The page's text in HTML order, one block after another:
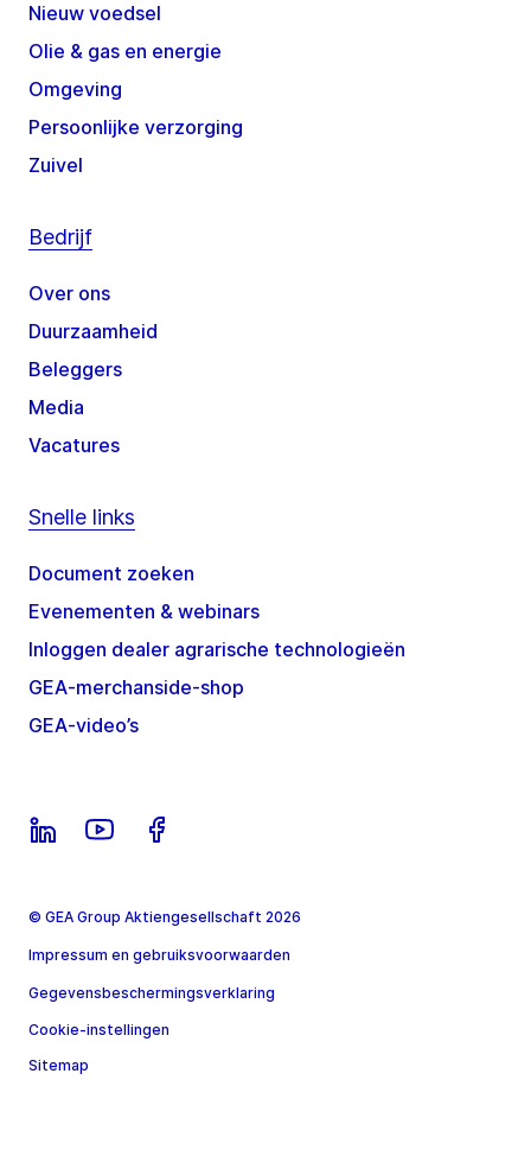
Nieuw voedsel
Olie & gas en energie
Omgeving
Persoonlijke verzorging
Zuivel
Bedrijf
Over ons
Duurzaamheid
Beleggers
Media
Vacatures
Snelle links
Document zoeken
Evenementen & webinars
Inloggen dealer agrarische technologieën
GEA-merchanside-shop
GEA-video’s
© GEA Group Aktiengesellschaft 2026
Impressum en gebruiksvoorwaarden
Gegevensbeschermingsverklaring
Cookie-instellingen
Sitemap